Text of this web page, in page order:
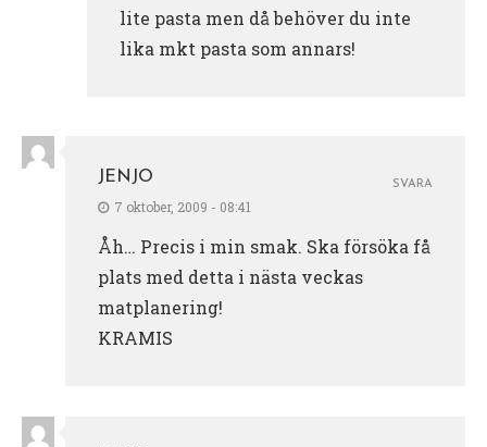
lite pasta men då behöver du inte
lika mkt pasta som annars!
JENJO
7 oktober, 2009 - 08:41
Åh… Precis i min smak. Ska försöka få
plats med detta i nästa veckas
matplanering!
KRAMIS
SVARA